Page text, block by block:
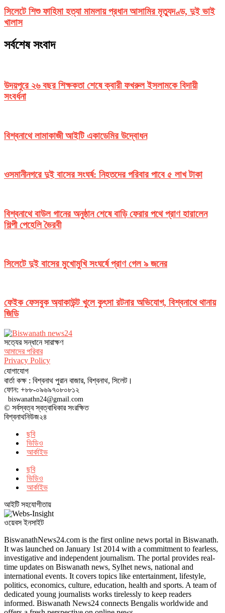
সিলেটে শিশু ফাহিমা হত্যা মামলায় প্রধান আসামির মৃত্যুদণ্ড, দুই ভাই
খালাস
সর্বশেষ সংবাদ
উদয়পুরে ২৬ বছর শিক্ষকতা শেষে ক্বারী ফখরুল ইসলামকে বিদায়ী
সংবর্ধনা
বিশ্বনাথে লামাকাজী আইটি একাডেমির উদ্বোধন
ওসমানীনগরে দুই বাসের সংঘর্ষ: নিহতদের পরিবার পাবে ৫ লাখ টাকা
বিশ্বনাথে বাউল গানের অনুষ্ঠান শেষে বাড়ি ফেরার পথে প্রাণ হারালেন
শিল্পী পেহেলি ভৈরবী
সিলেটে দুই বাসের মুখোমুখি সংঘর্ষে প্রাণ গেল ৯ জনের
ফেইক ফেসবুক অ্যাকাউন্ট খুলে কুৎসা রটনার অভিযোগ, বিশ্বনাথে থানায়
জিডি
সত‌্যের সন্ধানে সারাক্ষণ
আমাদের পরিবার
Privacy Policy
যোগাযোগ
বার্তা কক্ষ : বিশ্বনাথ পুরান বাজার, বিশ্বনাথ, সিলেট।
ফোন: +৮৮-০৯৬৯৭০৮০৮১২
biswanathn24@gmail.com
© সর্বস্বত্ব স্বত্বাধিকার সংরক্ষিত
বিশ্বনাথনিউজ২৪
ছবি
ভিডিও
আর্কাইভ
ছবি
ভিডিও
আর্কাইভ
আইটি সহযোগীতায়
ওয়েবস ইনসাইট
BiswanathNews24.com is the first online news portal in Biswanath.
It was launched on January 1st 2014 with a commitment to fearless,
investigative and independent journalism. The portal provides real-
time updates on Biswanath news, Sylhet news, national and
international events. It covers topics like entertainment, lifestyle,
politics, economics, culture, education, health and sports. A team of
dedicated young journalists works tirelessly to keep readers
informed. Biswanath News24 connects Bengalis worldwide and